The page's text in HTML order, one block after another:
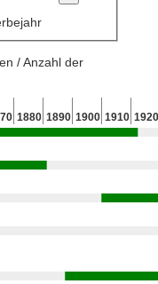
/ Anzahl der
1880 1890 1900 1910 1920